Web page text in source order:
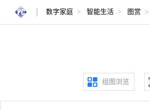
数字家庭 > 智能生活 > 图赏 >
组图浏览